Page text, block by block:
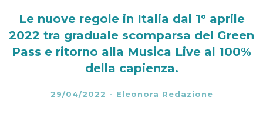
Le nuove regole in Italia dal 1° aprile
2022 tra graduale scomparsa del Green
Pass e ritorno alla Musica Live al 100%
della capienza.
29/04/2022 - Eleonora Redazione